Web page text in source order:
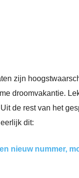
zijn
droomvakantie.
de rest van het
dit:
nieuw nummer,